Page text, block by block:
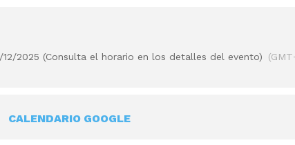
12/2025 (Consulta el horario en los detalles del evento)
CALENDARIO GOOGLE